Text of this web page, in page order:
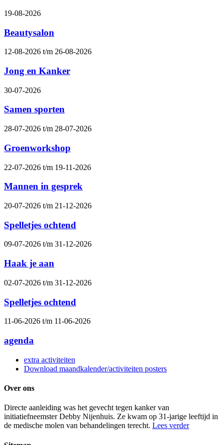
19-08-2026
Beautysalon
12-08-2026 t/m 26-08-2026
Jong en Kanker
30-07-2026
Samen sporten
28-07-2026 t/m 28-07-2026
Groenworkshop
22-07-2026 t/m 19-11-2026
Mannen in gesprek
20-07-2026 t/m 21-12-2026
Spelletjes ochtend
09-07-2026 t/m 31-12-2026
Haak je aan
02-07-2026 t/m 31-12-2026
Spelletjes ochtend
11-06-2026 t/m 11-06-2026
agenda
extra activiteiten
Download maandkalender/activiteiten posters
Over ons
Directe aanleiding was het gevecht tegen kanker van
initiatiefneemster Debby Nijenhuis. Ze kwam op 31-jarige leeftijd in
de medische molen van behandelingen terecht. Lees verder